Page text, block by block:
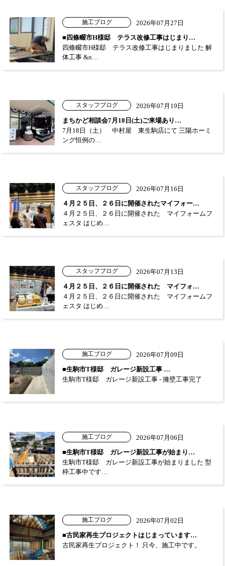
施工ブログ
2026年07月27日
■四條畷市H様邸 テラス改修工事はじまり…
四條畷市H様邸 テラス改修工事はじまりました 解
体工事 &n…
スタッフブログ
2026年07月19日
まちかど相談会7月18日(土)ご来場あり…
7月18日（土） 中村屋 東生駒店にて 三陽ホーミ
ング恒例の…
スタッフブログ
2026年07月16日
４月２５日、２６日に開催されたマイフォー…
４月２５日、２６日に開催された マイフォームフ
ェスタ はじめ…
スタッフブログ
2026年07月13日
４月２５日、２６日に開催された マイフォ…
４月２５日、２６日に開催された マイフォームフ
ェスタ はじめ…
施工ブログ
2026年07月09日
■生駒市T様邸 ガレージ新設工事 …
生駒市T様邸 ガレージ新設工事 - 擁壁工事完了
施工ブログ
2026年07月06日
■生駒市T様邸 ガレージ新設工事が始まり…
生駒市T様邸 ガレージ新設工事が始まりました 型
枠工事中です…
施工ブログ
2026年07月02日
■古民家再生プロジェクトはじまっています…
古民家再生プロジェクト！ 只今、施工中です。